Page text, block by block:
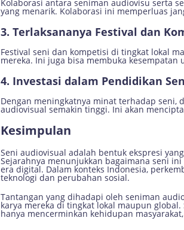
Kolaborasi antara seniman audiovisu serta
yang menarik. Kolaborasi ini memperluas
3. Terlaksananya Festival dan
Festival seni dan kompetisi di tingkat lokal
mereka. Ini juga bisa membuka
4. Investasi dalam Pendidikan
Dengan meningkatnya minat terhadap
audiovisual semakin tinggi. Ini akan
Kesimpulan
Seni audiovisual adalah bentuk ekspresi
Sejarahnya menunjukkan bagaimana seni
era digital. Dalam konteks Indonesia,
teknologi dan perubahan sosial.
Tantangan yang dihadapi oleh seniman
karya mereka di tingkat lokal maupun
hanya mencerminkan kehidupan